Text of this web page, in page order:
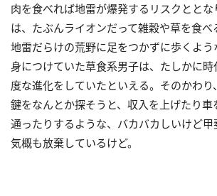
肉を食べれば地雷が爆発するリスクとと
は、たぶんライオンだって雑穀や草を食べ
地雷だらけの荒野に足をつかずに歩くよ
身につけていた草食系男子は、たしかに
度な進化をしていたといえる。そのかわり
鍵をなんとか探そうと、収入を上げたり車
通ったりするような、バカバカしいけど甲
気概も放棄しているけど。